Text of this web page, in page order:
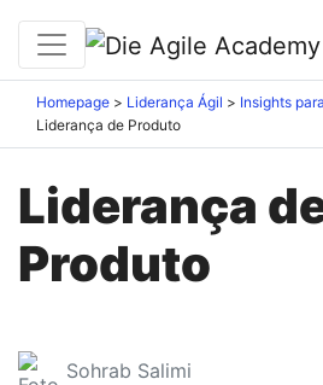
Homepage Liderança Ágil
Insights
Liderança de Produto
Liderança
Produto
Sohrab Salimi